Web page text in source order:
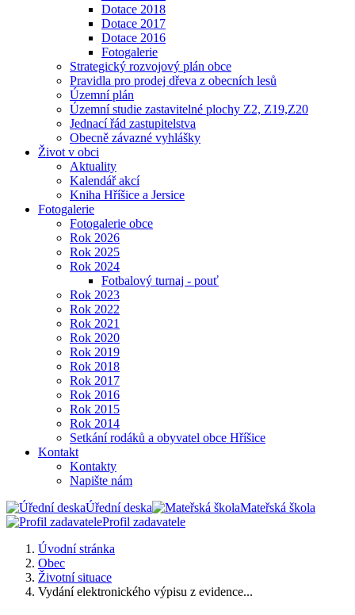
Dotace 2018
Dotace 2017
Dotace 2016
Fotogalerie
Strategický rozvojový plán obce
Pravidla pro prodej dřeva z obecních lesů
Územní plán
Územní studie zastavitelné plochy Z2, Z19,Z20
Jednací řád zastupitelstva
Obecně závazné vyhlášky
Život v obci
Aktuality
Kalendář akcí
Kniha Hříšice a Jersice
Fotogalerie
Fotogalerie obce
Rok 2026
Rok 2025
Rok 2024
Fotbalový turnaj - pouť
Rok 2023
Rok 2022
Rok 2021
Rok 2020
Rok 2019
Rok 2018
Rok 2017
Rok 2016
Rok 2015
Rok 2014
Setkání rodáků a obyvatel obce Hříšice
Kontakt
Kontakty
Napište nám
Úřední deska
Mateřská škola
Profil zadavatele
Úvodní stránka
Obec
Životní situace
Vydání elektronického výpisu z evidence...